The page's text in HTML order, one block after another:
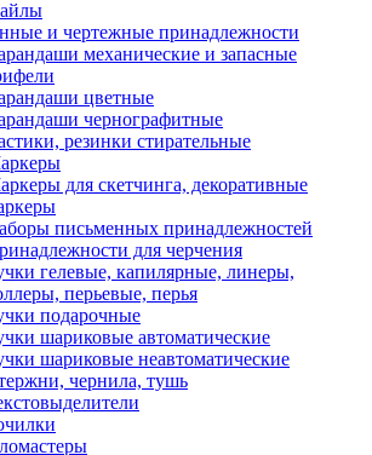
и чертежные принадлежности
механические и запасные
цветные
чернографитные
резинки стирательные
для скетчинга, декоративные
письменных принадлежностей
для черчения
гелевые, капилярные, линеры,
перьевые, перья
подарочные
шариковые автоматические
шариковые неавтоматические
чернила, тушь